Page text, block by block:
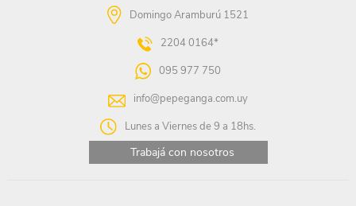
Domingo Aramburú 1521
2204 0164*
095 977 750
info@pepeganga.com.uy
Lunes a Viernes de 9 a 18hs.
Trabajá con nosotros